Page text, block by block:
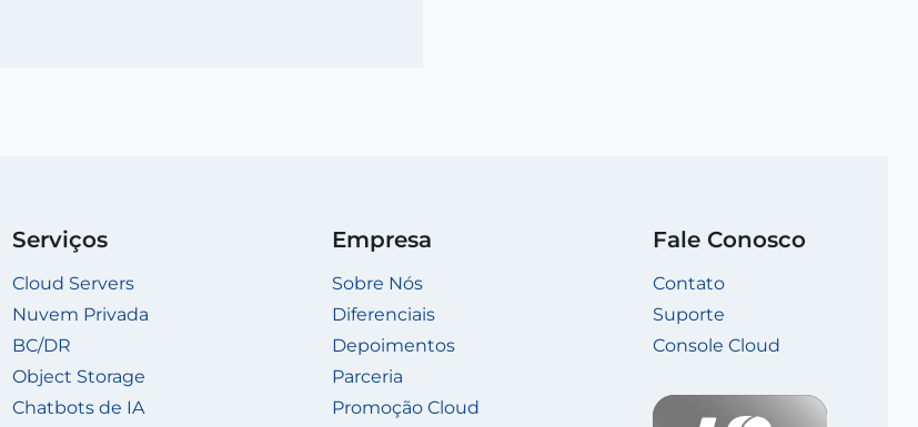
Serviços
Cloud Servers
Nuvem Privada
BC/DR
Object Storage
Chatbots de IA
Empresa
Sobre Nós
Diferenciais
Depoimentos
Parceria
Promoção Cloud
Fale Conosco
Contato
Suporte
Console Cloud